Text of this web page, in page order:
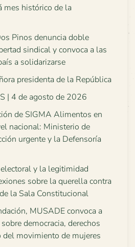
mes histórico de la
Pinos denuncia doble
sindical y convoca a las
a solidarizarse
presidenta de la República
| 4 de agosto de 2026
de SIGMA Alimentos en
nacional: Ministerio de
urgente y la Defensoría
y la legitimidad
sobre la querella contra
la Sala Constitucional
MUSADE convoca a
democracia, derechos
movimiento de mujeres